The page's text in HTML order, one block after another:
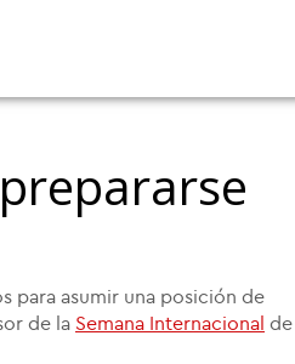
para asumir una posición de
de la Semana Internacional de